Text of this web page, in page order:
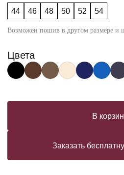
44 46 48 50 52 54
Возможен пошив в другом размере и
Цвета
В
Заказать